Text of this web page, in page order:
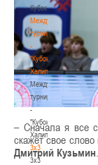
Кубок
Международный
турнир
-
"Кубок
Халипского"
Международный
турнир
-
"Кубок
Халипского"
3x3
3x3
– Сначала я все
скажет свое
Дмитрий Кузьмин